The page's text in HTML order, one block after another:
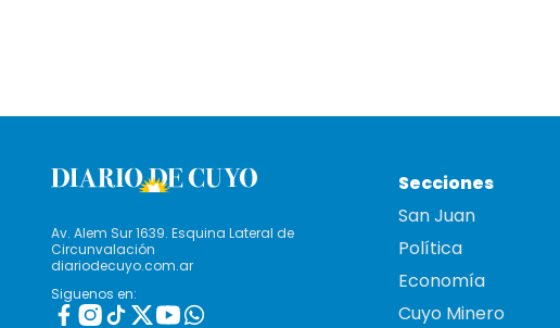
Av. Alem Sur 1639. Esquina Lateral de
Circunvalación
diariodecuyo.com.ar
Siguenos en:
Secciones
San Juan
Política
Economía
Cuyo Minero